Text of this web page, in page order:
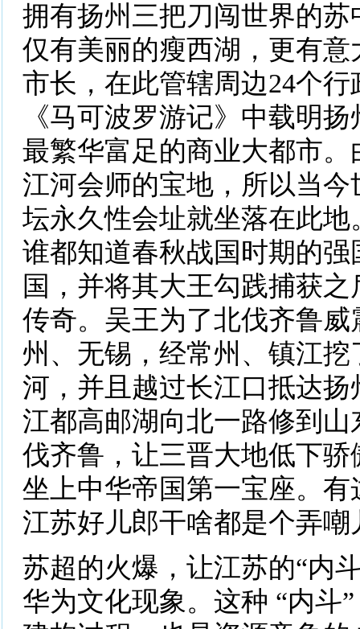
拥有扬州三把刀闯世界的
仅有美丽的瘦西湖，更有
市长，在此管辖周边24个
《马可波罗游记》中载明
最繁华富足的商业大都市
江河会师的宝地，所以当
坛永久性会址就坐落在此
谁都知道春秋战国时期的
国，并将其大王勾践捕获
传奇。吴王为了北伐齐鲁威
州、无锡，经常州、镇江挖
河，并且越过长江口抵达
江都高邮湖向北一路修到
伐齐鲁，让三晋大地低下
坐上中华帝国第一宝座。
江苏好儿郎干啥都是个弄嘲
苏超的火爆，让江苏的“内
华为文化现象。这种 “内斗